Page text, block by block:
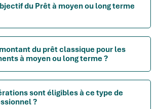
du Prêt à moyen ou long terme
du prêt classique pour les
à moyen ou long terme ?
sont éligibles à ce type de
?